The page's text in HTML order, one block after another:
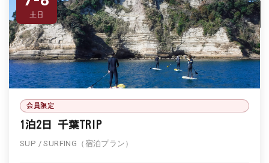
土日
会員限定
1泊2日 千葉TRIP
SUP / SURFING（宿泊プラン）